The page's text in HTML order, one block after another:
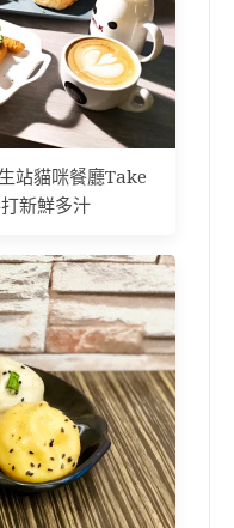
站貓咪餐廳Take
新鮮多汁